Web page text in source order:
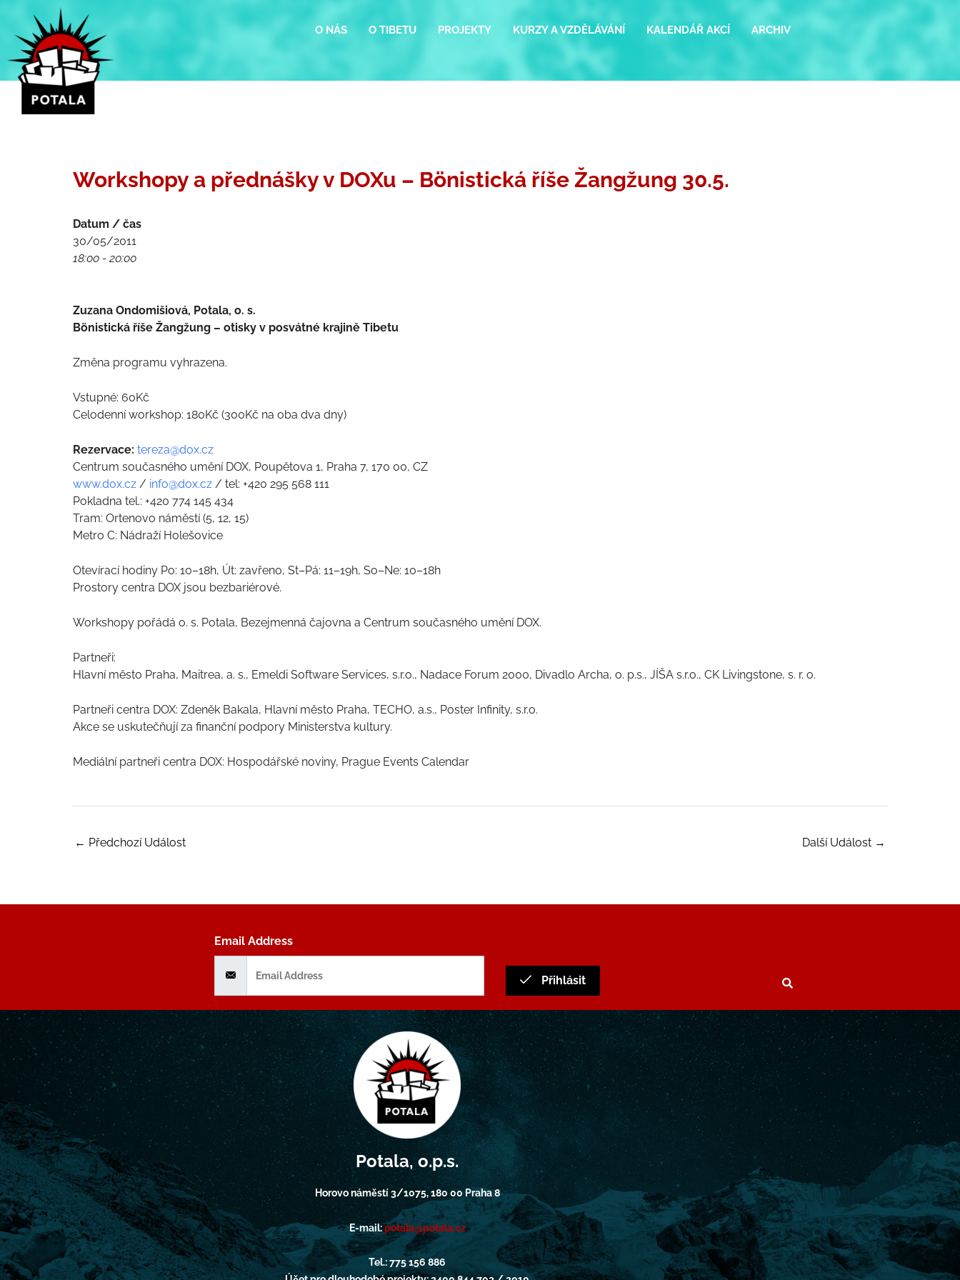
obsah
O NÁS O TIBETU PROJEKTY KURZY A VZDĚLÁVÁNÍ KALENDÁŘ AKCÍ ARCHIV
Workshopy a přednášky v DOXu – Bönistická říše Žangžung 30.5.
Datum / čas
30/05/2011
18:00 - 20:00
Zuzana Ondomišiová, Potala, o. s.
Bönistická říše Žangžung – otisky v posvátné krajině Tibetu
Změna programu vyhrazena.
Vstupné: 60Kč
Celodenní workshop: 180Kč (300Kč na oba dva dny)
Rezervace: tereza@dox.cz
Centrum současného umění DOX, Poupětova 1, Praha 7, 170 00, CZ
www.dox.cz / info@dox.cz / tel: +420 295 568 111
Pokladna tel.: +420 774 145 434
Tram: Ortenovo náměstí (5, 12, 15)
Metro C: Nádraží Holešovice
Otevírací hodiny Po: 10–18h, Út: zavřeno, St–Pá: 11–19h, So–Ne: 10–18h
Prostory centra DOX jsou bezbariérové.
Workshopy pořádá o. s. Potala, Bezejmenná čajovna a Centrum současného umění DOX.
Partneři:
Hlavní město Praha, Maitrea, a. s., Emeldi Software Services, s.r.o., Nadace Forum 2000, Divadlo Archa, o. p.s., JÍŠA s.r.o., CK Livingstone, s. r. o.
Partneři centra DOX: Zdeněk Bakala, Hlavní město Praha, TECHO, a.s., Poster Infinity, s.r.o.
Akce se uskutečňují za finanční podpory Ministerstva kultury.
Mediální partneři centra DOX: Hospodářské noviny, Prague Events Calendar
← Předchozí Událost Další Událost →
Email Address
Přihlásit
Potala, o.p.s.
Horovo náměstí 3/1075, 180 00 Praha 8
E-mail:potala@potala.cz
Tel.: 775 156 886